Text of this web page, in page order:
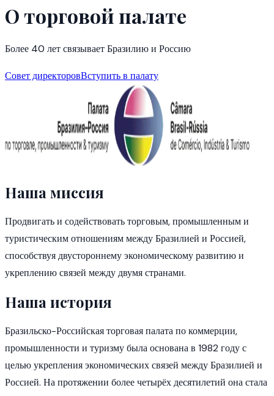
О торговой палате
Более 40 лет связывает Бразилию и Россию
Совет директоровВступить в палату
Наша миссия
Продвигать и содействовать торговым, промышленным и
туристическим отношениям между Бразилией и Россией,
способствуя двустороннему экономическому развитию и
укреплению связей между двумя странами.
Наша история
Бразильско-Российская торговая палата по коммерции,
промышленности и туризму была основана в 1982 году с
целью укрепления экономических связей между Бразилией и
Россией. На протяжении более четырёх десятилетий она стала